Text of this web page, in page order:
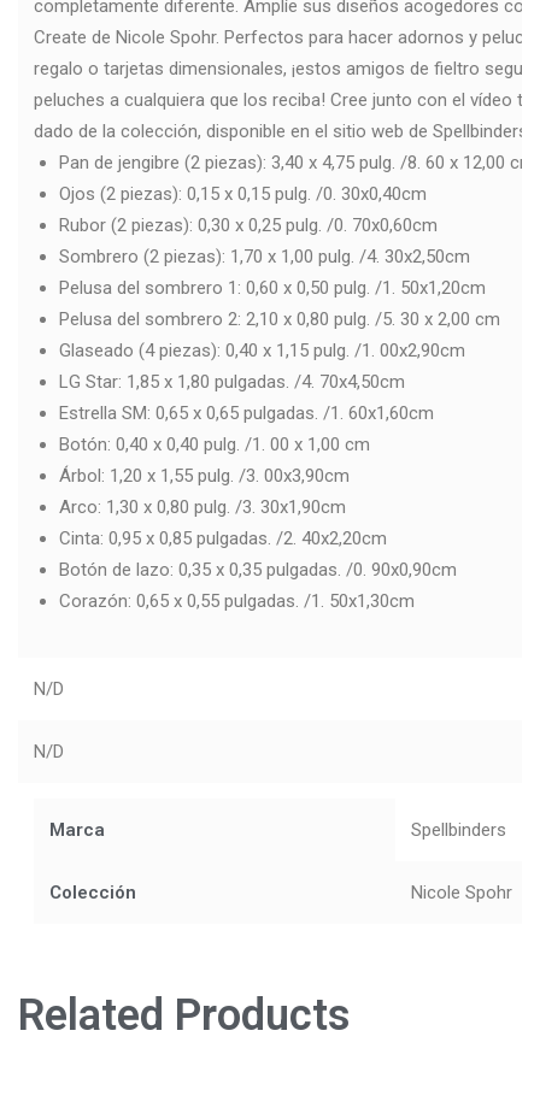
completamente diferente. Amplíe sus diseños acogedores
Create de Nicole Spohr. Perfectos para hacer adornos y
regalo o tarjetas dimensionales, ¡estos amigos de fieltro
peluches a cualquiera que los reciba! Cree junto con el vídeo
dado de la colección, disponible en el sitio web de Spellbinders.
Pan de jengibre (2 piezas): 3,40 x 4,75 pulg. /8. 60 x 12,00 cm
Ojos (2 piezas): 0,15 x 0,15 pulg. /0. 30x0,40cm
Rubor (2 piezas): 0,30 x 0,25 pulg. /0. 70x0,60cm
Sombrero (2 piezas): 1,70 x 1,00 pulg. /4. 30x2,50cm
Pelusa del sombrero 1: 0,60 x 0,50 pulg. /1. 50x1,20cm
Pelusa del sombrero 2: 2,10 x 0,80 pulg. /5. 30 x 2,00 cm
Glaseado (4 piezas): 0,40 x 1,15 pulg. /1. 00x2,90cm
LG Star: 1,85 x 1,80 pulgadas. /4. 70x4,50cm
Estrella SM: 0,65 x 0,65 pulgadas. /1. 60x1,60cm
Botón: 0,40 x 0,40 pulg. /1. 00 x 1,00 cm
Árbol: 1,20 x 1,55 pulg. /3. 00x3,90cm
Arco: 1,30 x 0,80 pulg. /3. 30x1,90cm
Cinta: 0,95 x 0,85 pulgadas. /2. 40x2,20cm
Botón de lazo: 0,35 x 0,35 pulgadas. /0. 90x0,90cm
Corazón: 0,65 x 0,55 pulgadas. /1. 50x1,30cm
N/D
N/D
Marca Spellbinders
Colección Nicole Spohr
Related Products